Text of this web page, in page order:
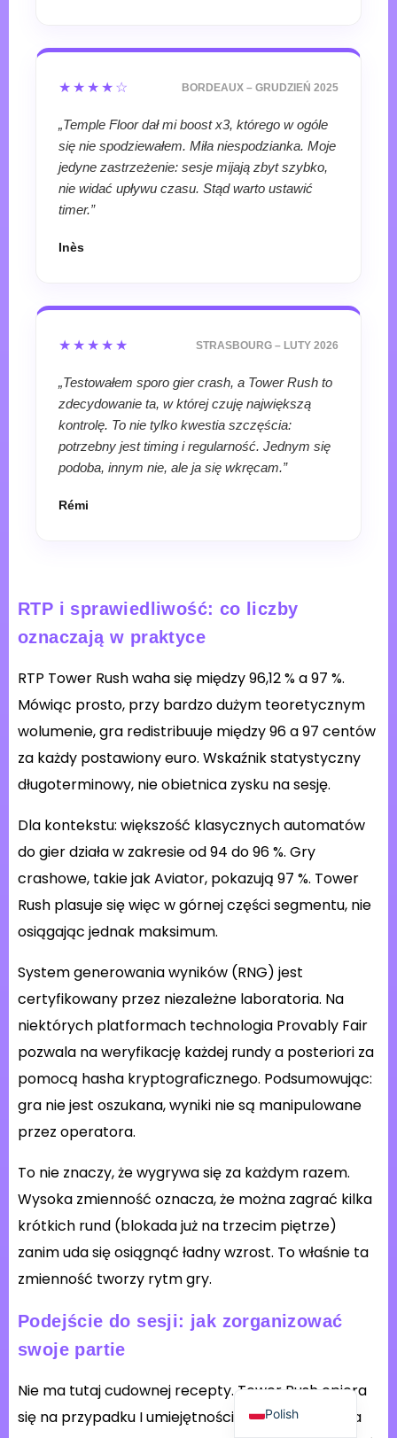
★★★★☆ BORDEAUX – GRUDZIEŃ 2025
„Temple Floor dał mi boost x3, którego w ogóle
się nie spodziewałem. Miła niespodzianka. Moje
jedyne zastrzeżenie: sesje mijają zbyt szybko,
nie widać upływu czasu. Stąd warto ustawić
timer.”
Inès
★★★★★ STRASBOURG – LUTY 2026
„Testowałem sporo gier crash, a Tower Rush to
zdecydowanie ta, w której czuję największą
kontrolę. To nie tylko kwestia szczęścia:
potrzebny jest timing i regularność. Jednym się
podoba, innym nie, ale ja się wkręcam.”
Rémi
RTP i sprawiedliwość: co liczby
oznaczają w praktyce
RTP Tower Rush waha się między 96,12 % a 97 %.
Mówiąc prosto, przy bardzo dużym teoretycznym
wolumenie, gra redistribuuje między 96 a 97 centów
za każdy postawiony euro. Wskaźnik statystyczny
długoterminowy, nie obietnica zysku na sesję.
Dla kontekstu: większość klasycznych automatów
do gier działa w zakresie od 94 do 96 %. Gry
crashowe, takie jak Aviator, pokazują 97 %. Tower
Rush plasuje się więc w górnej części segmentu, nie
osiągając jednak maksimum.
System generowania wyników (RNG) jest
certyfikowany przez niezależne laboratoria. Na
niektórych platformach technologia Provably Fair
pozwala na weryfikację każdej rundy a posteriori za
pomocą hasha kryptograficznego. Podsumowując:
gra nie jest oszukana, wyniki nie są manipulowane
przez operatora.
To nie znaczy, że wygrywa się za każdym razem.
Wysoka zmienność oznacza, że można zagrać kilka
krótkich rund (blokada już na trzecim piętrze)
zanim uda się osiągnąć ładny wzrost. To właśnie ta
zmienność tworzy rytm gry.
Podejście do sesji: jak zorganizować
swoje partie
Nie ma tutaj cudownej recepty. Tower Rush opiera
się na przypadku I umiejętności, a żadna strategia
Polish
French
German
Spanish
Hungarian